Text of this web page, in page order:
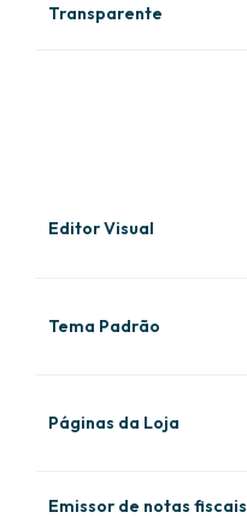
Transparente
Editor Visual
Tema Padrão
Páginas da Loja
Emissor de notas fiscais